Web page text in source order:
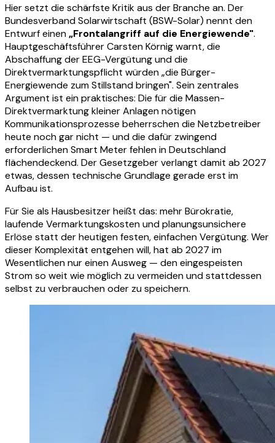
Hier setzt die schärfste Kritik aus der Branche an. Der
Bundesverband Solarwirtschaft (BSW-Solar) nennt den
Entwurf einen„Frontalangriff auf die Energiewende".
Hauptgeschäftsführer Carsten Körnig warnt, die
Abschaffung der EEG-Vergütung und die
Direktvermarktungspflicht würden „die Bürger-
Energiewende zum Stillstand bringen". Sein zentrales
Argument ist ein praktisches: Die für die Massen-
Direktvermarktung kleiner Anlagen nötigen
Kommunikationsprozesse beherrschen die Netzbetreiber
heute noch gar nicht — und die dafür zwingend
erforderlichen Smart Meter fehlen in Deutschland
flächendeckend. Der Gesetzgeber verlangt damit ab 2027
etwas, dessen technische Grundlage gerade erst im
Aufbau ist.
Für Sie als Hausbesitzer heißt das: mehr Bürokratie,
laufende Vermarktungskosten und planungsunsichere
Erlöse statt der heutigen festen, einfachen Vergütung. Wer
dieser Komplexität entgehen will, hat ab 2027 im
Wesentlichen nur einen Ausweg — den eingespeisten
Strom so weit wie möglich zu vermeiden und stattdessen
selbst zu verbrauchen oder zu speichern.